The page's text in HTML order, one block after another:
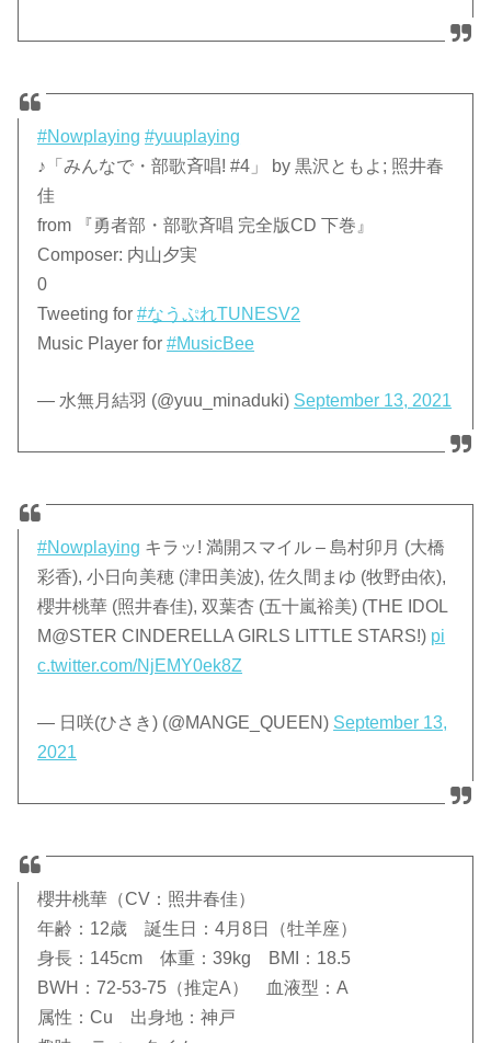
#Nowplaying #yuuplaying
♪「みんなで・部歌斉唱! #4」 by 黒沢ともよ; 照井春
佳
from 『勇者部・部歌斉唱 完全版CD 下巻』
Composer: 内山夕実
0
Tweeting for#なうぷれTUNESV2
Music Player for#MusicBee
— 水無月結羽 (@yuu_minaduki) September 13, 2021
#Nowplaying キラッ! 満開スマイル – 島村卯月 (大橋
彩香), 小日向美穂 (津田美波), 佐久間まゆ (牧野由依),
櫻井桃華 (照井春佳), 双葉杏 (五十嵐裕美) (THE IDOL
M@STER CINDERELLA GIRLS LITTLE STARS!) pi
c.twitter.com/NjEMY0ek8Z
— 日咲(ひさき) (@MANGE_QUEEN) September 13,
2021
櫻井桃華（CV：照井春佳）
年齢：12歳 誕生日：4月8日（牡羊座）
身長：145cm 体重：39kg BMI：18.5
BWH：72-53-75（推定A） 血液型：A
属性：Cu 出身地：神戸